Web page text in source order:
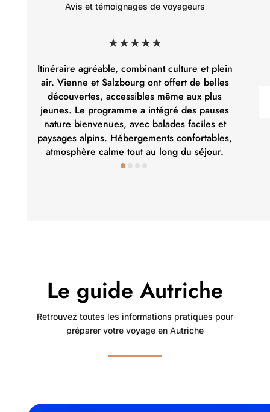
Avis et témoignages de voyageurs
★★★★★
Itinéraire agréable, combinant culture et plein
air. Vienne et Salzbourg ont offert de belles
découvertes, accessibles même aux plus
jeunes. Le programme a intégré des pauses
nature bienvenues, avec balades faciles et
paysages alpins. Hébergements confortables,
atmosphère calme tout au long du séjour.
Le guide Autriche
Retrouvez toutes les informations pratiques pour
préparer votre voyage en Autriche